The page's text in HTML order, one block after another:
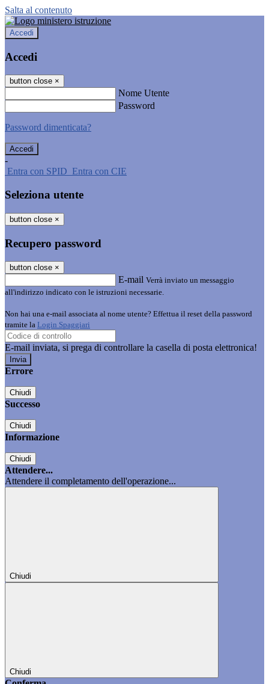
Salta al contenuto
Accedi
Accedi
button close ×
Nome Utente
Password
Password dimenticata?
-
Entra con SPID Entra con CIE
Seleziona utente
button close ×
Recupero password
button close ×
E-mail Verrà inviato un messaggio
all'indirizzo indicato con le istruzioni necessarie.
Non hai una e-mail associata al nome utente? Effettua il reset della password
tramite la Login Spaggiari
E-mail inviata, si prega di controllare la casella di posta elettronica!
Errore
Chiudi
Successo
Chiudi
Informazione
Chiudi
Attendere...
Attendere il completamento dell'operazione...
Chiudi
Chiudi